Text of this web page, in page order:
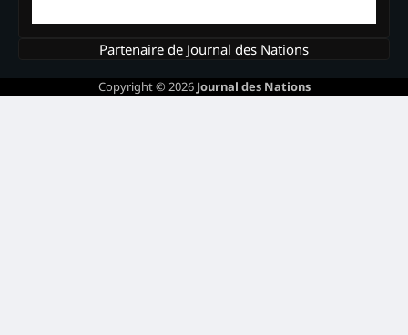
Partenaire de Journal des Nations
Copyright © 2026 Journal des Nations